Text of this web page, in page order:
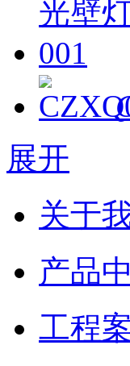
展开
关于
产品
工程